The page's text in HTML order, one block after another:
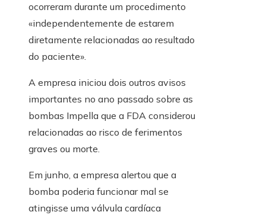
ocorreram durante um procedimento
«independentemente de estarem
diretamente relacionadas ao resultado
do paciente».
A empresa iniciou dois outros avisos
importantes no ano passado sobre as
bombas Impella que a FDA considerou
relacionadas ao risco de ferimentos
graves ou morte.
Em junho, a empresa alertou que a
bomba poderia funcionar mal se
atingisse uma válvula cardíaca